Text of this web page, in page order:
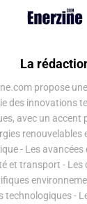
La
propose
des innovations
avec un accent
renouvelables
- Les avancées
et transport - Les
technologiques -